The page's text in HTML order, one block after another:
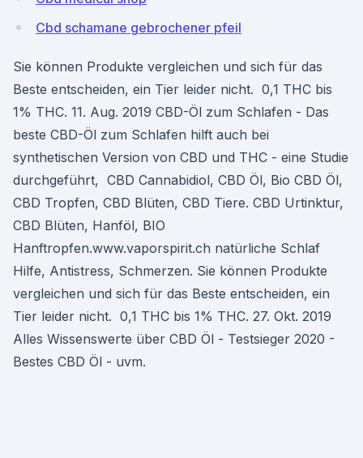
Cbd schamane gebrochener pfeil
Sie können Produkte vergleichen und sich für das
Beste entscheiden, ein Tier leider nicht. ​ 0,1 THC bis
1% THC. 11. Aug. 2019 CBD-Öl zum Schlafen - Das
beste CBD-Öl zum Schlafen hilft auch bei
synthetischen Version von CBD und THC - eine Studie
durchgeführt, CBD Cannabidiol, CBD Öl, Bio CBD Öl,
CBD Tropfen, CBD Blüten, CBD Tiere. CBD Urtinktur,
CBD Blüten, Hanföl, BIO
Hanftropfen.www.vaporspirit.ch natürliche Schlaf
Hilfe, Antistress, Schmerzen. Sie können Produkte
vergleichen und sich für das Beste entscheiden, ein
Tier leider nicht. ​ 0,1 THC bis 1% THC. 27. Okt. 2019
Alles Wissenswerte über CBD Öl - Testsieger 2020 -
Bestes CBD Öl - uvm.